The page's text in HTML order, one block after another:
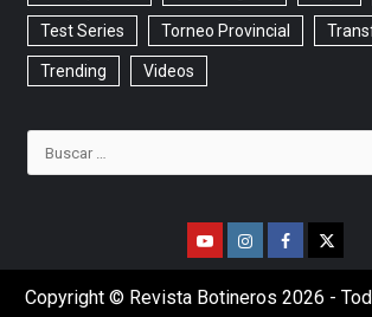
Test Series Torneo Provincial
Trending Videos
Copyright © Revista Botineros 2026 -